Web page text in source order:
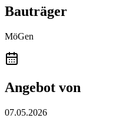
Bauträger
MöGen
Angebot von
07.05.2026